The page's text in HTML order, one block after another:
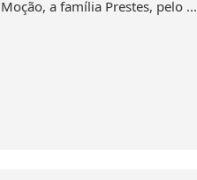
Moção, a família Prestes, pelo ...